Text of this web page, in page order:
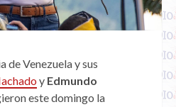
de Venezuela y sus
y Edmundo
este domingo la